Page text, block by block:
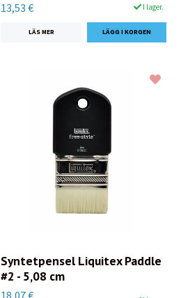
13,53 € I lager.
LÄS MER
Syntetpensel Liquitex Paddle
#2 - 5,08 cm